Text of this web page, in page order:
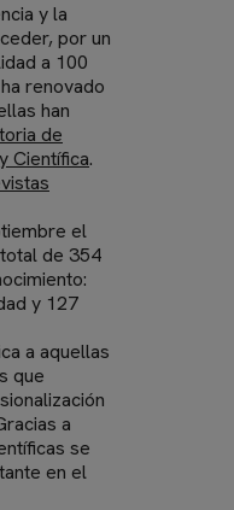
y la
por un
a 100
renovado
han
de
Científica.
el
de 354
y 127
a aquellas
que
a
se
en el